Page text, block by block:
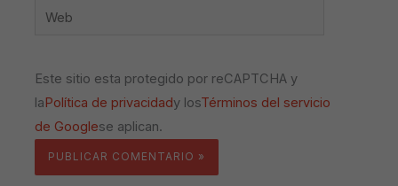
Web
Este sitio esta protegido por reCAPTCHA y
laPolítica de privacidady losTérminos del servicio
de Googlese aplican.